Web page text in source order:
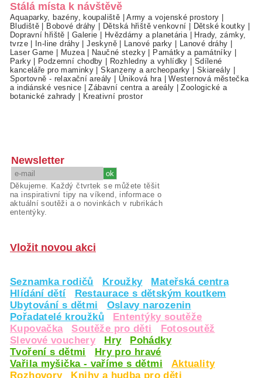
Stálá místa k návštěvě
Aquaparky, bazény, koupaliště |Army a vojenské prostory
Bludiště
Bobové dráhy Dětská hřiště venkovní Dětské koutky
Dopravní hřiště
Galerie Hvězdárny a planetária|
Hrady, zámky,
tvrze| In-line dráhy |Jeskyně| Lanové parky Lanové dráhy
Laser Game
Muzea| Naučné stezky Památky a památníky
Parky| Podzemní chodby Rozhledny a vyhlídky
Sdílené
kanceláře pro maminky |Skanzeny a archeoparky Skiareály
Sportovně - relaxační areály
Úniková hra|Westernová městečka
a indiánské vesnice |Zábavní centra a areály |Zoologické a
botanické zahrady
Kreativní prostor
Newsletter
Děkujeme. Každý čtvrtek se můžete těšit
na inspirativní tipy na víkend, informace o
aktuální soutěži a o novinkách v rubrikách
ententýky.
Vložit novou akci
Seznamka rodičů Kroužky
Mateřská centra
Hlídání dětí
Restaurace s dětským koutkem
Ubytování s dětmi
Oslavy narozenin
Pořadatelé kroužků
Ententýky soutěže
Kupovačka
Soutěže pro děti
Fotosoutěž
Slevové vouchery
Hry
Pohádky
Tvoření s dětmi
Hry pro hravé
Vařila myšička - vaříme s dětmi
Aktuality
Rozhovory
Knihy a hudba pro děti